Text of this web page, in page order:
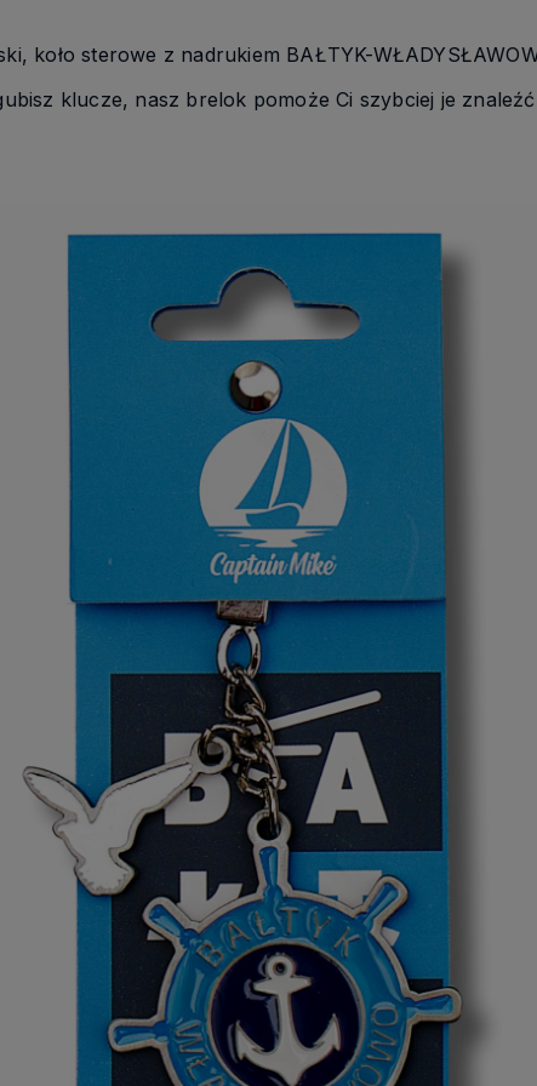
koło sterowe z nadrukiem BAŁTYK-
klucze, nasz brelok pomoże Ci szybciej je